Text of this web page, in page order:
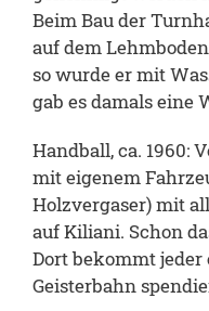
Beim Bau der
auf dem
so wurde er mit
gab es damals eine
Handball, ca. 1960:
mit eigenem
Holzvergaser) mit
auf Kiliani. Schon
Dort bekommt
Geisterbahn